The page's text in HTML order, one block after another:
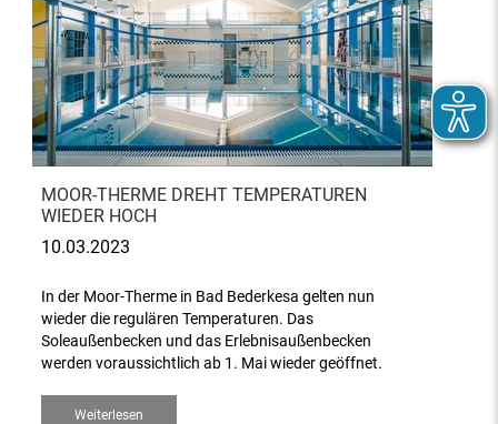
MOOR-THERME DREHT TEMPERATUREN
WIEDER HOCH
10.03.2023
In der Moor-Therme in Bad Bederkesa gelten nun
wieder die regulären Temperaturen. Das
Soleaußenbecken und das Erlebnisaußenbecken
werden voraussichtlich ab 1. Mai wieder geöffnet.
Weiterlesen